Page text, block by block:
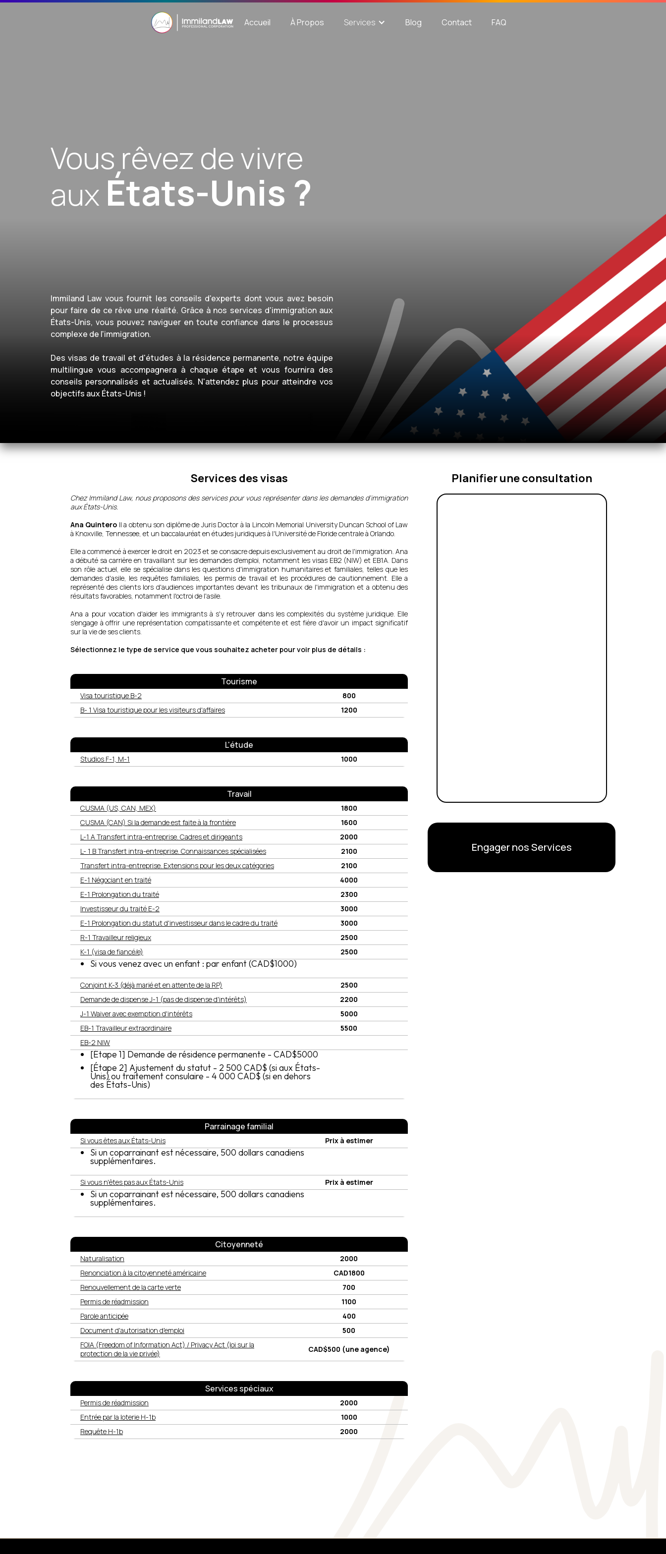
Accueil À Propos Services Blog Contact FAQ
Vous rêvez de vivre
aux États-Unis ?
Immiland Law vous fournit les conseils d'experts dont vous avez besoin
pour faire de ce rêve une réalité. Grâce à nos services d'immigration aux
États-Unis, vous pouvez naviguer en toute confiance dans le processus
complexe de l'immigration.
Des visas de travail et d'études à la résidence permanente, notre équipe
multilingue vous accompagnera à chaque étape et vous fournira des
conseils personnalisés et actualisés. N'attendez plus pour atteindre vos
objectifs aux États-Unis !
Services des visas
Chez Immiland Law, nous proposons des services pour vous représenter dans les demandes d'immigration
aux États-Unis.
Ana Quintero Il a obtenu son diplôme de Juris Doctor à la Lincoln Memorial University Duncan School of Law
à Knoxville, Tennessee, et un baccalauréat en études juridiques à l'Université de Floride centrale à Orlando.
Elle a commencé à exercer le droit en 2023 et se consacre depuis exclusivement au droit de l'immigration. Ana
a débuté sa carrière en travaillant sur les demandes d'emploi, notamment les visas EB2 (NIW) et EB1A. Dans
son rôle actuel, elle se spécialise dans les questions d'immigration humanitaires et familiales, telles que les
demandes d'asile, les requêtes familiales, les permis de travail et les procédures de cautionnement. Elle a
représenté des clients lors d'audiences importantes devant les tribunaux de l'immigration et a obtenu des
résultats favorables, notamment l'octroi de l'asile.
Ana a pour vocation d'aider les immigrants à s'y retrouver dans les complexités du système juridique. Elle
s'engage à offrir une représentation compatissante et compétente et est fière d'avoir un impact significatif
sur la vie de ses clients.
Sélectionnez le type de service que vous souhaitez acheter pour voir plus de détails :
Tourisme
Visa touristique B-2
800
B- 1 Visa touristique pour les visiteurs d'affaires
1200
L'étude
Studios F-1, M-1 1000
Travail
CUSMA (US, CAN, MEX)
1800
CUSMA (CAN) Si la demande est faite à la frontière
1600
L-1 A Transfert intra-entreprise. Cadres et dirigeants
2000
L- 1 B Transfert intra-entreprise. Connaissances spécialisées
2100
Transfert intra-entreprise. Extensions pour les deux catégories
2100
E-1 Négociant en traité
4000
E-1 Prolongation du traité
2300
Investisseur du traité E-2
3000
E-1 Prolongation du statut d'investisseur dans le cadre du traité
3000
R-1 Travailleur religieux
2500
K-1 (visa de fiancé/e)
2500
Si vous venez avec un enfant : par enfant (CAD$1000)
Conjoint K-3 (déjà marié et en attente de la RP)
2500
Demande de dispense J-1 (pas de dispense d'intérêts)
2200
J-1 Waiver avec exemption d'intérêts
5000
EB-1 Travailleur extraordinaire
5500
EB-2 NIW
[Étape 1] Demande de résidence permanente - CAD$5000
[Étape 2] Ajustement du statut - 2 500 CAD$ (si aux États-
Unis) ou traitement consulaire - 4 000 CAD$ (si en dehors
des États-Unis)
Parrainage familial
Si vous êtes aux États-Unis Prix à estimer
Si un coparrainant est nécessaire, 500 dollars canadiens
supplémentaires.
Si vous n'êtes pas aux États-Unis Prix à estimer
Si un coparrainant est nécessaire, 500 dollars canadiens
supplémentaires.
Citoyenneté
Naturalisation
2000
Renonciation à la citoyenneté américaine
CAD1800
Renouvellement de la carte verte
700
Permis de réadmission
1100
Parole anticipée
400
Document d'autorisation d'emploi
500
FOIA (Freedom of Information Act) / Privacy Act (loi sur la
protection de la vie privée)
CAD$500 (une agence)
Services spéciaux
Permis de réadmission
2000
Entrée par la loterie H-1b
1000
Requête H-1b
2000
Planifier une consultation
Engager nos Services